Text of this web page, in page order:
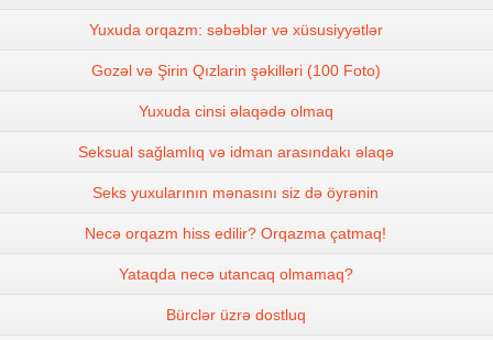
Yuxuda orqazm: səbəblər və xüsusiyyətlər
Gozəl və Şirin Qızlarin şəkilləri (100 Foto)
Yuxuda cinsi əlaqədə olmaq
Seksual sağlamlıq və idman arasındakı əlaqə
Seks yuxularının mənasını siz də öyrənin
Necə orqazm hiss edilir? Orqazma çatmaq!
Yataqda necə utancaq olmamaq?
Bürclər üzrə dostluq